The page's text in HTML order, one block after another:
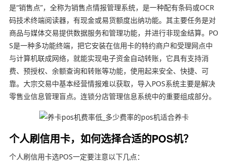
是“销售点”，全称为销售点情报管理系统，是一种配有条码或OCR
码技术终端阅读器，有现金或易货额度出纳功能。其主要任务是对
商品与媒体交易提供数据服务和管理功能，并进行非现金结算。PO
S是一种多功能终端，把它安装在信用卡的特约商户和受理网点中
与计算机联成网络，就能实现电子资金自动转账，它具有支持消
费、预授权、余额查询和转账等功能，使用起来安全、快捷、可
靠。大宗交易中基本经营情报难以获取，导入POS系统主要是解决
零售业信息管理盲点。连锁分店管理信息系统中的重要组成部分。
个人刷信用卡，如何选择合适的POS机？
个人刷信用卡选POS一定要注意以下几点：